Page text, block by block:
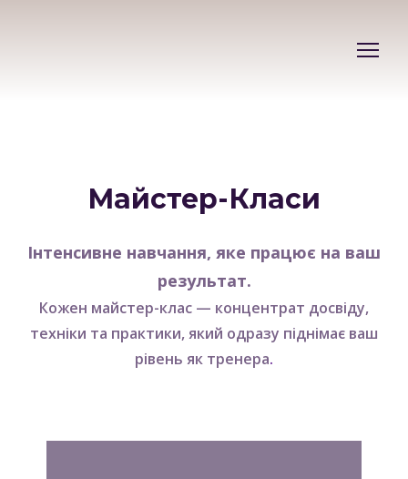
Майстер-Класи
Інтенсивне навчання, яке працює на ваш
результат.
Кожен майстер-клас — концентрат досвіду,
техніки та практики, який одразу піднімає ваш
рівень як тренера.